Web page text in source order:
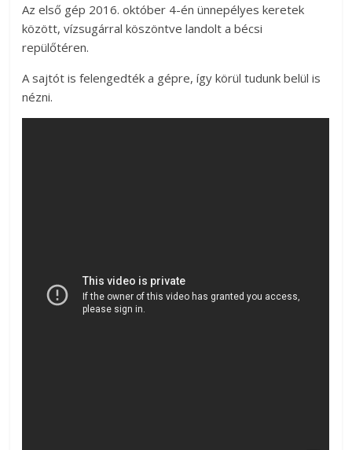
Az első gép 2016. október 4-én ünnepélyes keretek
között, vízsugárral köszöntve landolt a bécsi
repülőtéren.
A sajtót is felengedték a gépre, így körül tudunk belül is
nézni.